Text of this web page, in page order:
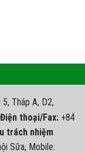
Tháp A, D2,
Điện thoại/Fax: +84
trách nhiệm
Sữa, Mobile: